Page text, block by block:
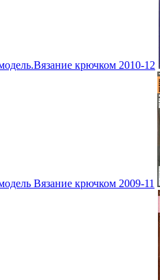
крючком 2010-12
Вязание крючком 2009-11